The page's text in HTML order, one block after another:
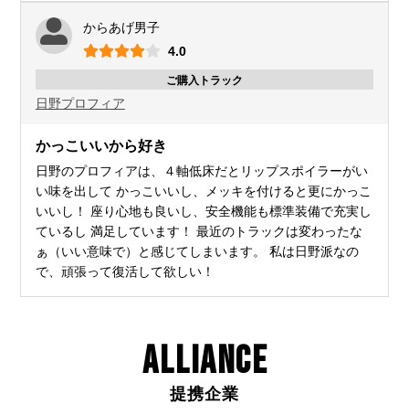
からあげ男子
4.0
ご購入トラック
日野プロフィア
かっこいいから好き
日野のプロフィアは、４軸低床だとリップスポイラーがい
い味を出して かっこいいし、メッキを付けると更にかっこ
いいし！ 座り心地も良いし、安全機能も標準装備で充実し
ているし 満足しています！ 最近のトラックは変わったな
ぁ（いい意味で）と感じてしまいます。 私は日野派なの
で、頑張って復活して欲しい！
ALLIANCE
提携企業